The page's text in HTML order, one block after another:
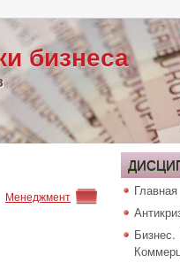
бизнеса
Менеджмент
Главная
Бизнес.